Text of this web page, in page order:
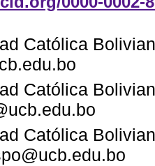
Católica
Católica
Católica